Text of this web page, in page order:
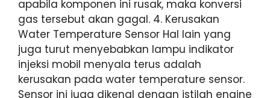
apabila komponen ini rusak, maka konversi
gas tersebut akan gagal. 4. Kerusakan
Water Temperature Sensor Hal lain yang
juga turut menyebabkan lampu indikator
injeksi mobil menyala terus adalah
kerusakan pada water temperature sensor.
Sensor ini juga dikenal dengan istilah engine